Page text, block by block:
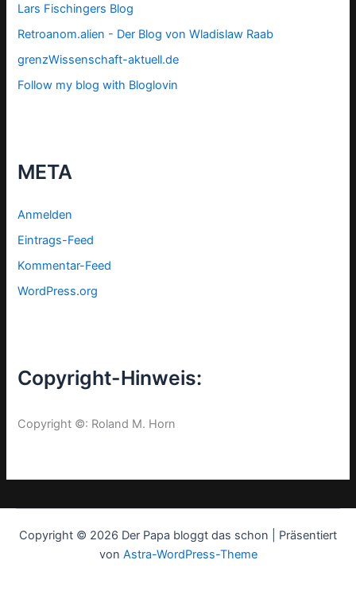
Lars Fischingers Blog
Retroanom.alien - Der Blog von Wladislaw Raab
grenzWissenschaft-aktuell.de
Follow my blog with Bloglovin
META
Anmelden
Eintrags-Feed
Kommentar-Feed
WordPress.org
Copyright-Hinweis:
Copyright ©: Roland M. Horn
Copyright © 2026 Der Papa bloggt das schon | Präsentiert
von Astra-WordPress-Theme